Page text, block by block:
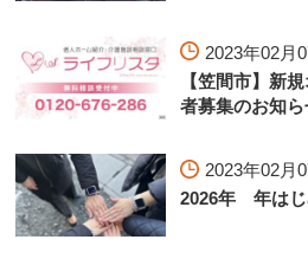
2023年02月
【笠間市】新
者募集のお知ら
2023年02月
2026年 年はじ